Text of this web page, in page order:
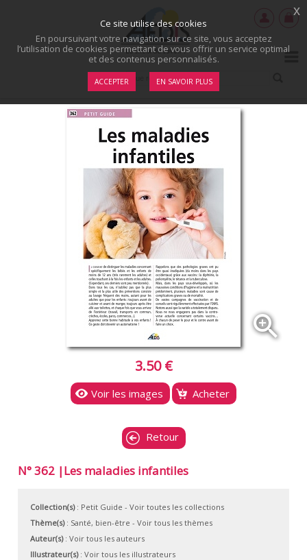
zoom_in
3.50 €
Voir les images Acheter
Retour
N° 362 |Les maladies infantiles
Collection(s): Petit Guide - Voir toutes les collections
Thème(s): Santé, bien-être - Voir tous les thèmes
Auteur(s): Voir tous les auteurs
Illustrateur(s): Voir tous les illustrateurs
Ce site utilise des cookies
En poursuivant votre navigation sur ce site, vous acceptez
l’utilisation de cookies permettant de vous offrir un service optimal
et des contenus personnalisés.
ACCEPTER EN SAVOIR PLUS
x